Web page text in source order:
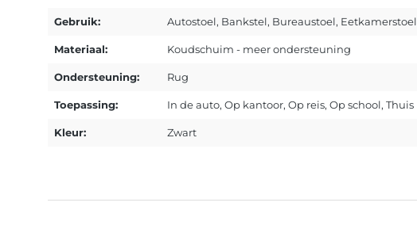
Gebruik: Autostoel, Bankstel, Bureaustoel, Eetkamerstoel
Materiaal: Koudschuim - meer ondersteuning
Ondersteuning: Rug
Toepassing: In de auto, Op kantoor, Op reis, Op school, Thuis
Kleur: Zwart